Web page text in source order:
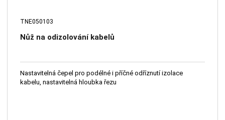
TNE050103
Nůž na odizolování kabelů
Nastavitelná čepel pro podélné i příčné odříznutí izolace
kabelu, nastavitelná hloubka řezu